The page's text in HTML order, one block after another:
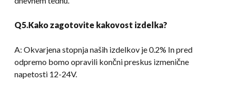
Q5.Kako zagotovite kakovost izdelka?
A: Okvarjena stopnja naših izdelkov je 0.2% In pred
odpremo bomo opravili končni preskus izmenične
napetosti 12-24V.